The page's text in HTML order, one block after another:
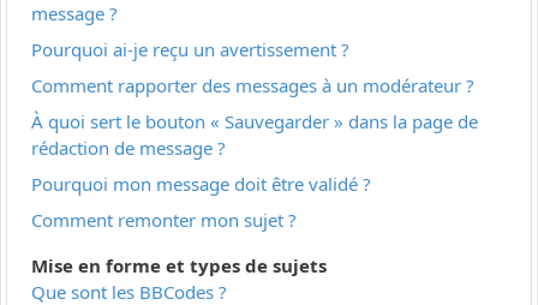
message ?
Pourquoi ai-je reçu un avertissement ?
Comment rapporter des messages à un modérateur ?
À quoi sert le bouton « Sauvegarder » dans la page de
rédaction de message ?
Pourquoi mon message doit être validé ?
Comment remonter mon sujet ?
Mise en forme et types de sujets
Que sont les BBCodes ?